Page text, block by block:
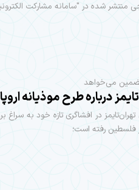
منتشر شده در "سامانه مشارکت
تضمین می‌خواهد
درباره طرح موذیانه اروپا
تهران‌تایمز در افشاگری تازه خود به
رفته است؛